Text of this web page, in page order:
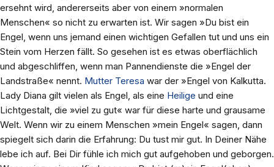
ersehnt wird, andererseits aber von einem »normalen
Menschen« so nicht zu erwarten ist. Wir sagen »Du bist ein
Engel, wenn uns jemand einen wichtigen Gefallen tut und uns ein
Stein vom Herzen fällt. So gesehen ist es etwas oberflächlich
und abgeschliffen, wenn man Pannendienste die »Engel der
Landstraße« nennt. Mutter Teresa war der »Engel von Kalkutta.
Lady Diana gilt vielen als Engel, als eine Heilige und eine
Lichtgestalt, die »viel zu gut« war für diese harte und grausame
Welt. Wenn wir zu einem Menschen »mein Engel« sagen, dann
spiegelt sich darin die Erfahrung: Du tust mir gut. In Deiner Nähe
lebe ich auf. Bei Dir fühle ich mich gut aufgehoben und geborgen.